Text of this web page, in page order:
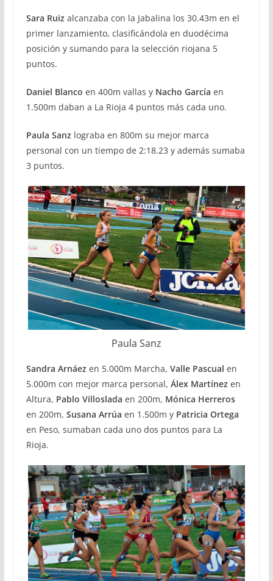
Sara Ruizalcanzaba con la Jabalina los 30.43m en el
primer lanzamiento, clasificándola en duodécima
posición y sumando para la selección riojana 5
puntos.
Daniel Blanco en 400m vallas y Nacho García en
1.500m daban a La Rioja 4 puntos más cada uno.
Paula Sanzlograba en 800m su mejor marca
personal con un tiempo de 2:18.23 y además sumaba
3 puntos.
Paula Sanz
Sandra Arnáezen 5.000m Marcha, Valle Pascual en
5.000m con mejor marca personal, Álex Martínezen
Altura, Pablo Villoslada en 200m, Mónica Herreros
en 200m, Susana Arrúa en 1.500m y Patricia Ortega
en Peso, sumaban cada uno dos puntos para La
Rioja.